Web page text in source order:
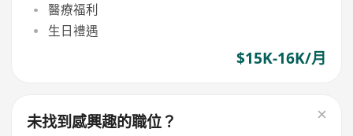
醫療福利
生日禮遇
$15K-16K/月
未找到感興趣的職位？